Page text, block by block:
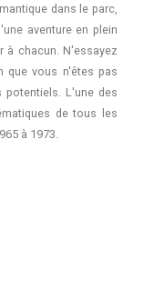
dans le parc,
aventure en plein
à chacun. N'essayez
que vous n'êtes pas
potentiels. L'une des
de tous les
à 1973.